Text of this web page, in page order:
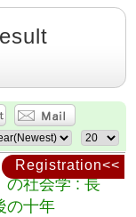
Registration<<
の社会学 : 長
の十年